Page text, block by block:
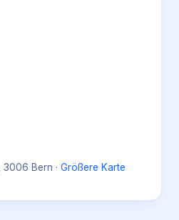
3006 Bern · Größere Karte